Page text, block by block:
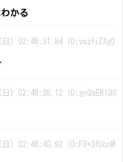
かる
日) 02:46:31.84 ID:vszfiZAg0
) 02:46:39.12 ID:gnQsERIQ0
) 02:46:40.92 ID:F0+3fUcnM